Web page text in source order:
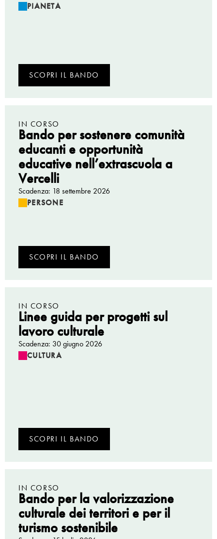
PIANETA
SCOPRI IL BANDO
IN CORSO
Bando per sostenere comunità
educanti e opportunità
educative nell’extrascuola a
Vercelli
Scadenza: 18 settembre 2026
PERSONE
SCOPRI IL BANDO
IN CORSO
Linee guida per progetti sul
lavoro culturale
Scadenza: 30 giugno 2026
CULTURA
SCOPRI IL BANDO
IN CORSO
Bando per la valorizzazione
culturale dei territori e per il
turismo sostenibile